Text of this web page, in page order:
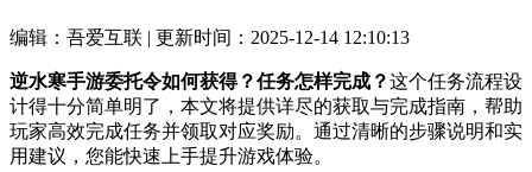
编辑：吾爱互联 | 更新时间：2025-12-14 12:10:13
逆水寒手游委托令如何获得？任务怎样完成？这个任务流程设
计得十分简单明了，本文将提供详尽的获取与完成指南，帮助
玩家高效完成任务并领取对应奖励。通过清晰的步骤说明和实
用建议，您能快速上手提升游戏体验。